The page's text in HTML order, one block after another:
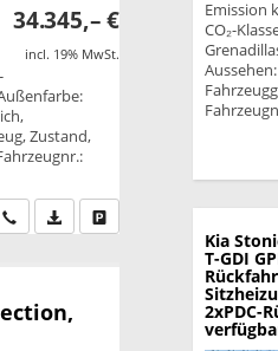
34.345,– €
incl. 19% MwSt.
Zustand,
Wir rufen Sie anPDF-Datei, Fahrzeugexposé
Emission
CO₂-
Kia
T-GDI
2xPDC-